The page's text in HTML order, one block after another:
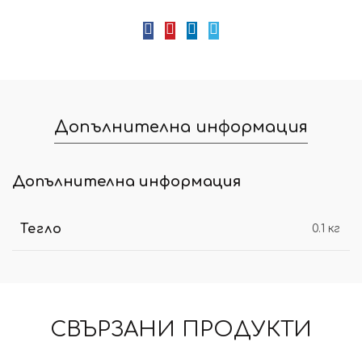
Допълнителна информация
Допълнителна информация
Тегло 0.1 кг
СВЪРЗАНИ ПРОДУКТИ